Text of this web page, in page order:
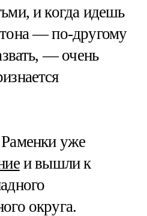
и когда идешь
— по-другому
— очень
уже
и вышли к
округа.